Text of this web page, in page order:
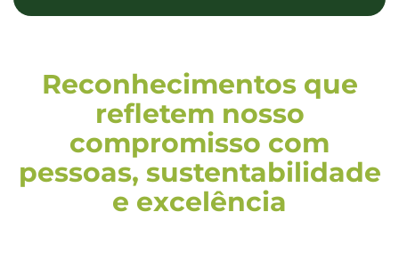
Reconhecimentos que
refletem nosso
compromisso com
pessoas, sustentabilidade
e excelência